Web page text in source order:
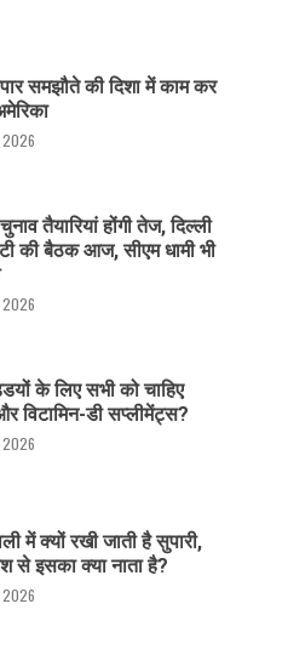
समझौते की दिशा में काम कर
2026
तैयारियां होंगी तेज, दिल्ली
की बैठक आज, सीएम धामी भी
2026
के लिए सभी को चाहिए
विटामिन-डी सप्लीमेंट्स?
2026
में क्यों रखी जाती है सुपारी,
से इसका क्या नाता है?
2026